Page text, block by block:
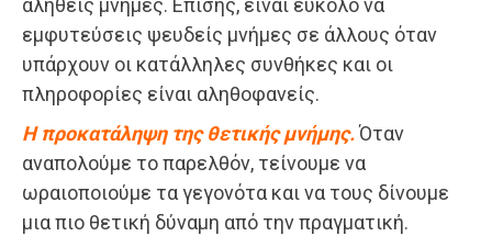
αληθείς μνήμες. Επίσης, είναι εύκολο να
εμφυτεύσεις ψευδείς μνήμες σε άλλους όταν
υπάρχουν οι κατάλληλες συνθήκες και οι
πληροφορίες είναι αληθοφανείς.
Η προκατάληψη της θετικής μνήμης.Όταν
αναπολούμε το παρελθόν, τείνουμε να
ωραιοποιούμε τα γεγονότα και να τους δίνουμε
μια πιο θετική δύναμη από την πραγματική.